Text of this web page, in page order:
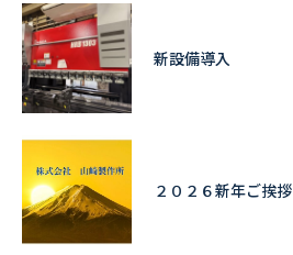
新設備導入
２０２６新年ご挨拶